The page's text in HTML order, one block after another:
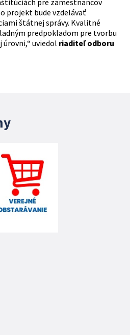
projekt bude vzdelávať
štátnej správy. Kvalitné
predpokladom pre tvorbu
uviedol riaditeľ odboru